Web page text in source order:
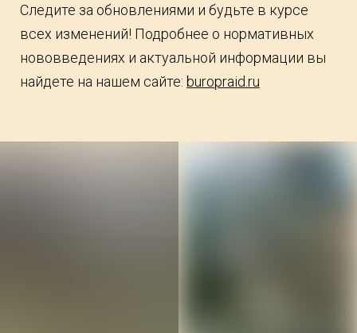
Следите за обновлениями и будьте в курсе
всех изменений! Подробнее о нормативных
нововведениях и актуальной информации вы
найдете на нашем сайте: buropraid.ru